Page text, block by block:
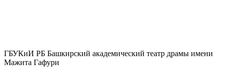
ГБУКиИ РБ Башкирский академический театр драмы имени
Мажита Гафури